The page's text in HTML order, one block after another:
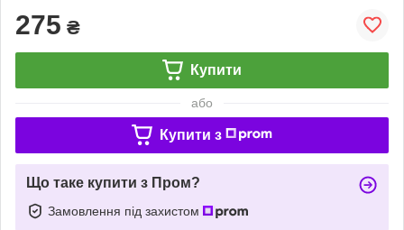
275 ₴
Купити
або
Купити з
Що таке купити з Пром?
Замовлення під захистом